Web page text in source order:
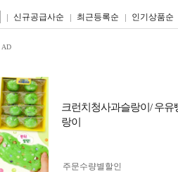
신규공급사순 최근등록순 인기상품순
리스트형
갤러리
크런치청사과슬랑이/ 우유
랑이
주문수량별할인